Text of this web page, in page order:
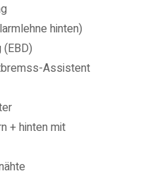
hinten)
Assistent
+ hinten mit